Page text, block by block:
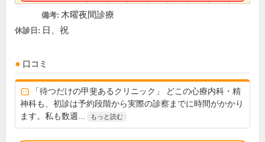
備考: 木曜夜間診療
休診日: 日、祝
口コミ
「待つだけの甲斐あるクリニック」 どこの心療内科・精
神科も、初診は予約段階から実際の診察までに時間がかかり
ます。私も数週...
もっと読む